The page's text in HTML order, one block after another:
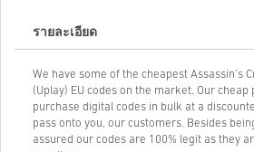
รายละเอียด
We have some of the cheapest Assassin’s
(Uplay) EU codes on the market. Our
purchase digital codes in bulk at a
pass onto you, our customers. Besides
assured our codes are 100% legit as they